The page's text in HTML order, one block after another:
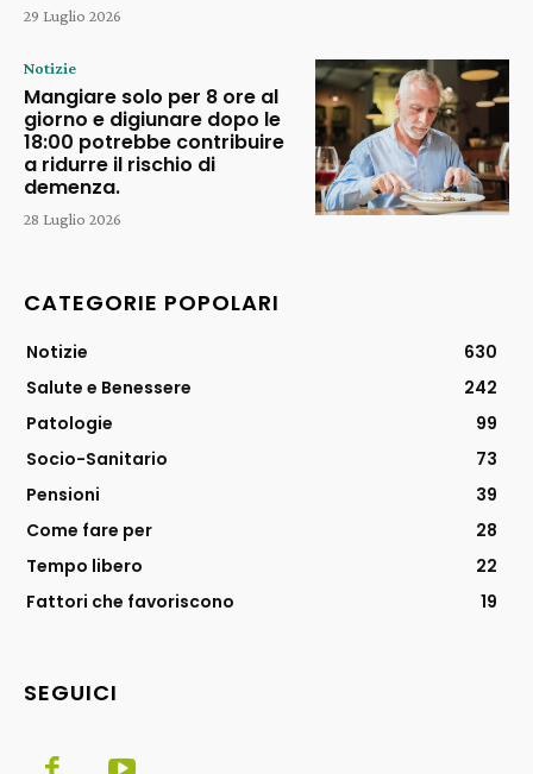
29 Luglio 2026
Notizie
Mangiare solo per 8 ore al
giorno e digiunare dopo le
18:00 potrebbe contribuire
a ridurre il rischio di
demenza.
28 Luglio 2026
CATEGORIE POPOLARI
Notizie
630
Salute e Benessere
242
Patologie
99
Socio-Sanitario
73
Pensioni
39
Come fare per
28
Tempo libero
22
Fattori che favoriscono
19
SEGUICI